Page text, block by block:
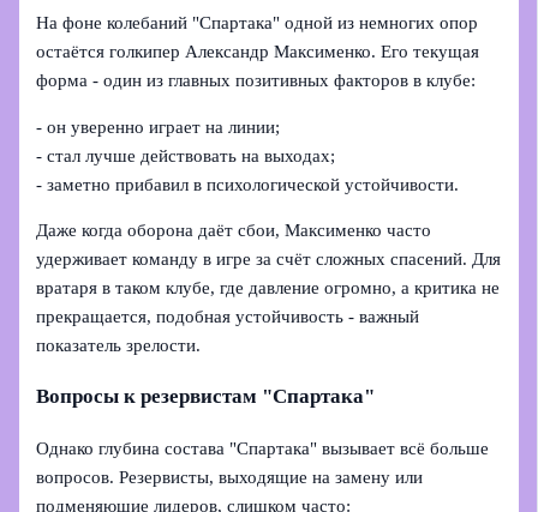
На фоне колебаний "Спартака" одной из немногих опор
остаётся голкипер Александр Максименко. Его текущая
форма - один из главных позитивных факторов в клубе:
- он уверенно играет на линии;
- стал лучше действовать на выходах;
- заметно прибавил в психологической устойчивости.
Даже когда оборона даёт сбои, Максименко часто
удерживает команду в игре за счёт сложных спасений. Для
вратаря в таком клубе, где давление огромно, а критика не
прекращается, подобная устойчивость - важный
показатель зрелости.
Вопросы к резервистам "Спартака"
Однако глубина состава "Спартака" вызывает всё больше
вопросов. Резервисты, выходящие на замену или
подменяющие лидеров, слишком часто: